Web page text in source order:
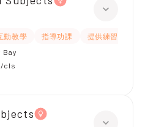
動教學 指導功課
提供練習題/試題
Bay
cls